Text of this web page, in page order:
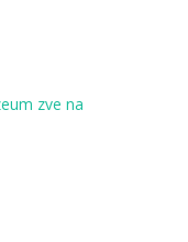
zve na